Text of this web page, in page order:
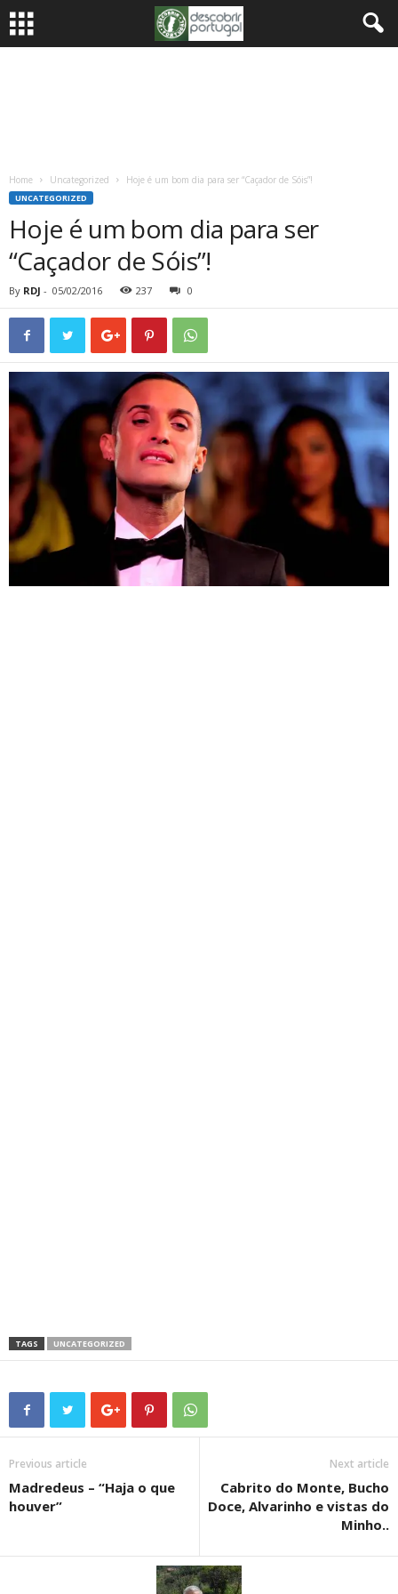
Home Uncategorized Hoje é um bom dia para ser “Caçador de Sóis”!
UNCATEGORIZED
Hoje é um bom dia para ser
“Caçador de Sóis”!
By RDJ - 05/02/2016 237 0
TAGS UNCATEGORIZED
Previous article
Madredeus – “Haja o que
houver”
Next article
Cabrito do Monte, Bucho
Doce, Alvarinho e vistas do
Minho..